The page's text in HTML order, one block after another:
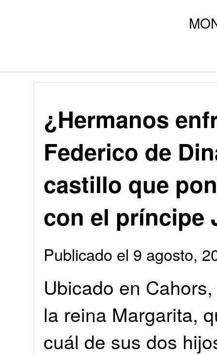
¿Hermanos
Federico de
castillo que
con el príncipe
Publicado el 9 agosto,
Ubicado en
la reina Margarita,
cuál de sus dos